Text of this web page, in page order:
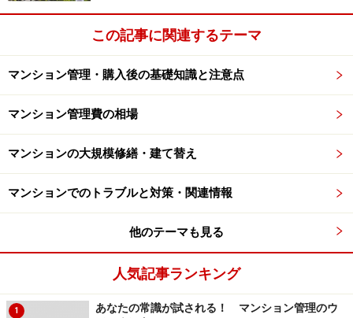
この記事に関連するテーマ
マンション管理・購入後の基礎知識と注意点
マンション管理費の相場
マンションの大規模修繕・建て替え
マンションでのトラブルと対策・関連情報
他のテーマも見る
人気記事ランキング
1
あなたの常識が試される！ マンション管理のウ